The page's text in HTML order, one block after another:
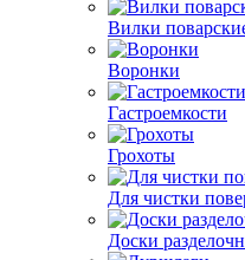
Вилки
Воронки
Гастроемкости
Грохоты
Для чистки
Доски